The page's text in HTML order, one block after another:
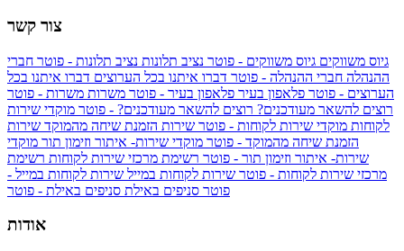
צור קשר
גיוס משווקים גיוס משווקים - פוטר נציב תלונות נציב תלונות - פוטר חברי
ההנהלה חברי ההנהלה - פוטר דברו איתנו בכל הערוצים דברו איתנו בכל
הערוצים - פוטר פלאפון בעיר פלאפון בעיר - פוטר משרות משרות - פוטר
רוצים להשאר מעודכנים? רוצים להשאר מעודכנים? - פוטר מוקדי שירות
לקוחות מוקדי שירות לקוחות - פוטר שירות הזמנת שיחה מהמוקד שירות
הזמנת שיחה מהמוקד - פוטר מוקדי שירות- איתור וזימון תור מוקדי
שירות- איתור וזימון תור - פוטר רשימת מרכזי שירות לקוחות רשימת
מרכזי שירות לקוחות - פוטר שירות לקוחות במייל שירות לקוחות במייל -
פוטר סניפים באילת סניפים באילת - פוטר
אודות